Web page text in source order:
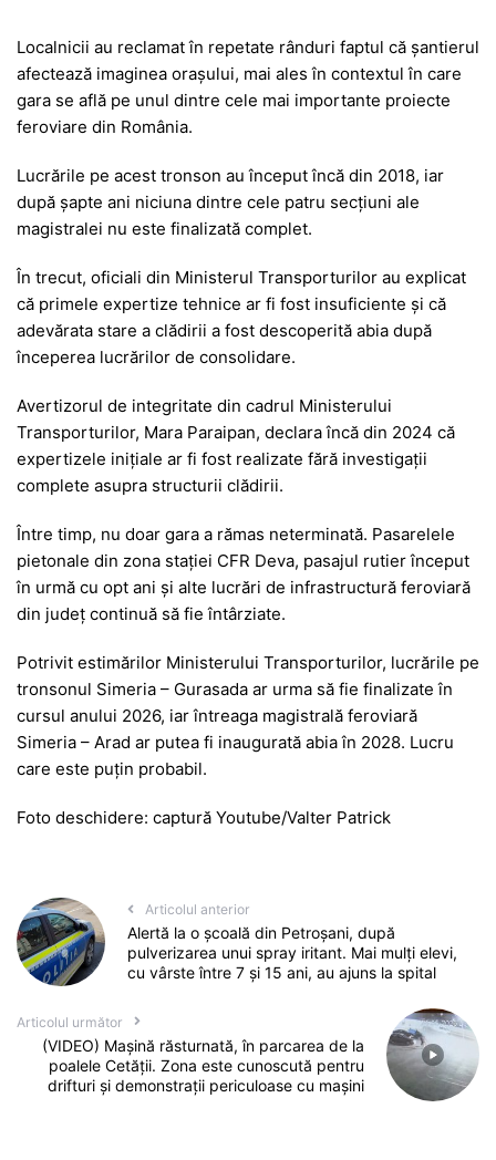
Localnicii au reclamat în repetate rânduri faptul că șantierul
afectează imaginea orașului, mai ales în contextul în care
gara se află pe unul dintre cele mai importante proiecte
feroviare din România.
Lucrările pe acest tronson au început încă din 2018, iar
după șapte ani niciuna dintre cele patru secțiuni ale
magistralei nu este finalizată complet.
În trecut, oficiali din Ministerul Transporturilor au explicat
că primele expertize tehnice ar fi fost insuficiente și că
adevărata stare a clădirii a fost descoperită abia după
începerea lucrărilor de consolidare.
Avertizorul de integritate din cadrul Ministerului
Transporturilor, Mara Paraipan, declara încă din 2024 că
expertizele inițiale ar fi fost realizate fără investigații
complete asupra structurii clădirii.
Între timp, nu doar gara a rămas neterminată. Pasarelele
pietonale din zona stației CFR Deva, pasajul rutier început
în urmă cu opt ani și alte lucrări de infrastructură feroviară
din județ continuă să fie întârziate.
Potrivit estimărilor Ministerului Transporturilor, lucrările pe
tronsonul Simeria – Gurasada ar urma să fie finalizate în
cursul anului 2026, iar întreaga magistrală feroviară
Simeria – Arad ar putea fi inaugurată abia în 2028. Lucru
care este puțin probabil.
Foto deschidere: captură Youtube/Valter Patrick
Articolul anterior
Alertă la o școală din Petroșani, după
pulverizarea unui spray iritant. Mai mulți elevi,
cu vârste între 7 și 15 ani, au ajuns la spital
Articolul următor
(VIDEO) Mașină răsturnată, în parcarea de la
poalele Cetății. Zona este cunoscută pentru
drifturi și demonstrații periculoase cu mașini